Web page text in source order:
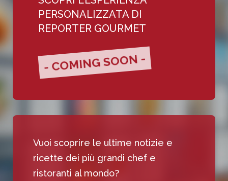
PERSONALIZZATA DI
REPORTER GOURMET
- COMING SOON -
Vuoi scoprire le ultime notizie e
ricette dei più grandi chef e
ristoranti al mondo?